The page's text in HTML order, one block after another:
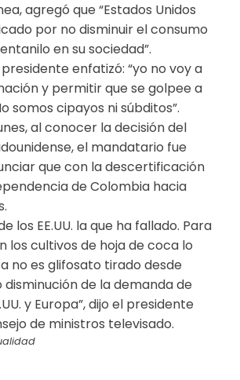
agregó que “Estados Unidos
por no disminuir el consumo
en su sociedad”.
enfatizó: “yo no voy a
y permitir que se golpee a
somos cipayos ni súbditos”.
al conocer la decisión del
el mandatario fue
que con la descertificación
de Colombia hacia
los EE.UU. la que ha fallado. Para
los cultivos de hoja de coca lo
no es glifosato tirado desde
disminución de la demanda de
y Europa”, dijo el presidente
de ministros televisado.